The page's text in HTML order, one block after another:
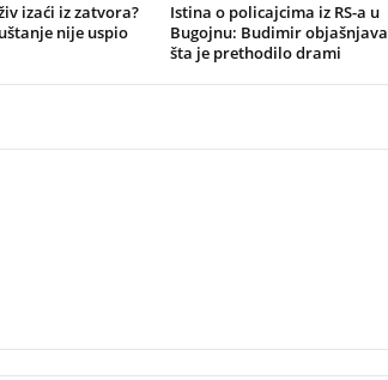
izaći iz zatvora?
nije uspio
Istina o policajcima iz RS-a u
Bugojnu: Budimir objašnjava
šta je prethodilo drami